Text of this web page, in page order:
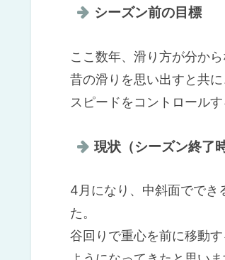
シーズン前の目標
ここ数年、滑り方が分か
昔の滑りを思い出すと共
スピードをコントロール
現状（シーズン終了時
4月になり、中斜面ででき
た。
谷回りで重心を前に移動